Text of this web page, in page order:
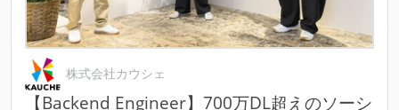
株式会社カウシェ
【Backend Engineer】700万DL超えのソーシ